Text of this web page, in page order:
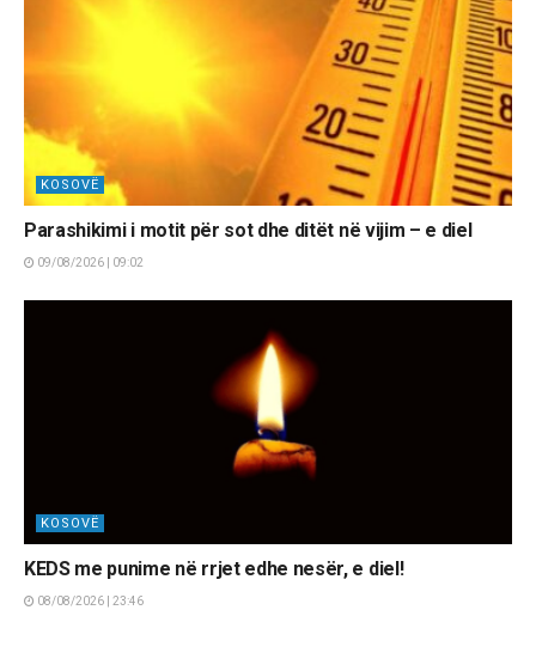
KOSOVË
Parashikimi i motit për sot dhe ditët në vijim – e diel
09/08/2026 | 09:02
KOSOVË
KEDS me punime në rrjet edhe nesër, e diel!
08/08/2026 | 23:46